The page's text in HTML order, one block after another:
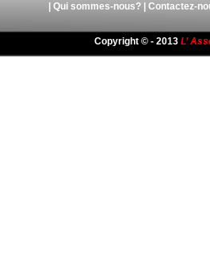
Qui sommes-nous?| Contactez-
Copyright © - 2013 L’